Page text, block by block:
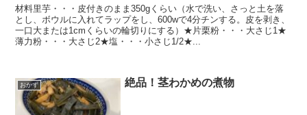
材料里芋・・・皮付きのまま350gくらい（水で洗い、さっと土を落
とし、ボウルに入れてラップをし、600wで4分チンする。皮を剥き、
一口大または1cmくらいの輪切りにする）★片栗粉・・・大さじ1★
薄力粉・・・大さじ2★塩・・・小さじ1/2★...
おかず 絶品！茎わかめの煮物